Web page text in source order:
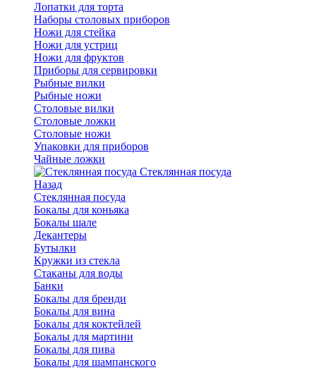
Лопатки для торта
Наборы столовых приборов
Ножи для стейка
Ножи для устриц
Ножи для фруктов
Приборы для сервировки
Рыбные вилки
Рыбные ножи
Столовые вилки
Столовые ложки
Столовые ножи
Упаковки для приборов
Чайные ложки
Стеклянная посуда
Назад
Стеклянная посуда
Бокалы для коньяка
Бокалы шале
Декантеры
Бутылки
Кружки из стекла
Стаканы для воды
Банки
Бокалы для бренди
Бокалы для вина
Бокалы для коктейлей
Бокалы для мартини
Бокалы для пива
Бокалы для шампанского